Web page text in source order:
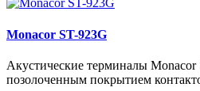
Monacor ST-923G
Акустические терминалы Monacor
позолоченным покрытием